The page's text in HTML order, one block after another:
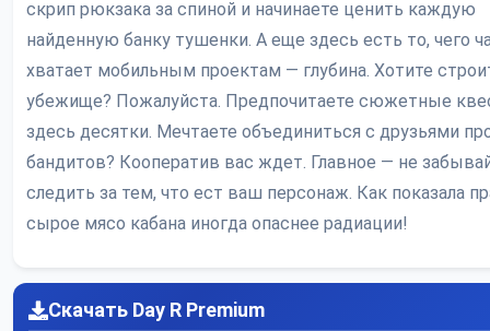
скрип рюкзака за спиной и начинаете ценить каждую
найденную банку тушенки. А еще здесь есть то, чего
хватает мобильным проектам — глубина. Хотите
убежище? Пожалуйста. Предпочитаете сюжетные
здесь десятки. Мечтаете объединиться с друзьями
бандитов? Кооператив вас ждет. Главное — не
следить за тем, что ест ваш персонаж. Как показала
сырое мясо кабана иногда опаснее радиации!
Скачать Day R Premium